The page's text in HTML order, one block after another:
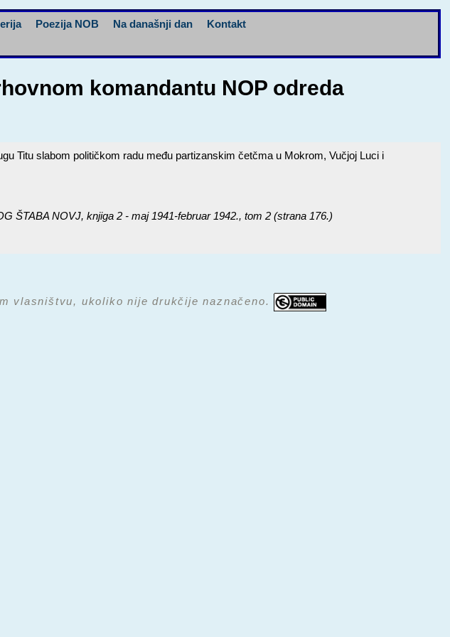
Poezija NOB Na današnji dan
Kontakt
komandantu NOP odreda
Titu slabom političkom radu među partizanskim četčma u Mokrom, Vučjoj Luci i
ŠTABA NOVJ, knjiga 2 - maj 1941-februar 1942., tom 2 (strana 176.)
vlasništvu, ukoliko nije drukčije naznačeno.